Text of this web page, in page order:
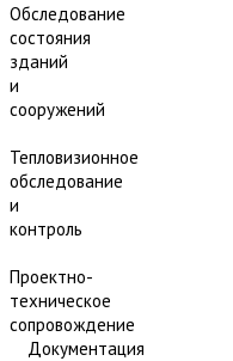
Обследование
состояния
зданий
и
сооружений
Тепловизионное
обследование
и
контроль
Проектно-
техническое
сопровождение
Документация